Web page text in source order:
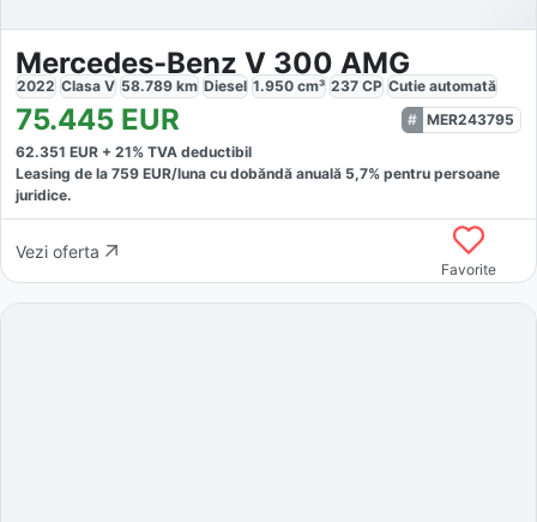
Mercedes-Benz V 300 AMG
2022 Clasa V 58.789 km Diesel 1.950 cm³ 237 CP Cutie automată
75.445 EUR
MER243795
62.351 EUR + 21% TVA deductibil
Leasing de la 759 EUR/luna cu dobăndă anuală 5,7% pentru persoane
juridice.
Vezi oferta
Favorite